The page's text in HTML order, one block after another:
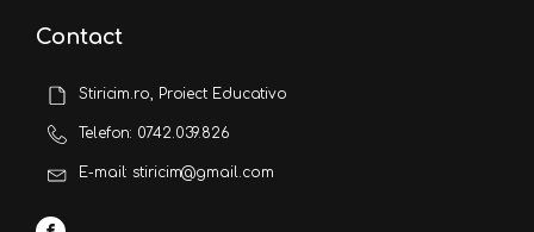
Contact
Stiricim.ro, Proiect Educativo
Telefon: 0742.039.826
E-mail: stiricim@gmail.com